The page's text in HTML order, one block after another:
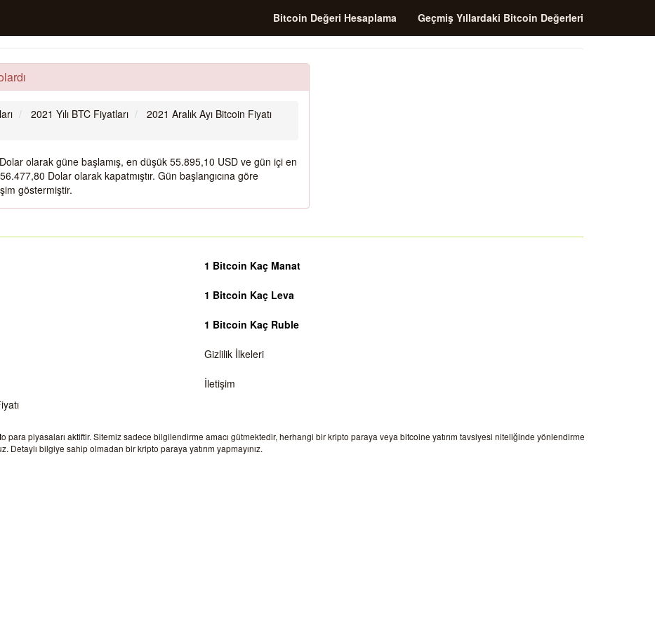
Bitcoin Değeri Hesaplama Geçmiş Yıllardaki Bitcoin Değerleri
2021 Yılı BTC Fiyatları
2021 Aralık Ayı Bitcoin Fiyatı
olarak güne başlamış, en düşük 55.895,10 USD ve gün içi en
Dolar olarak kapatmıştır. Gün başlangıcına göre
göstermiştir.
1 Bitcoin Kaç Manat
1 Bitcoin Kaç Leva
1 Bitcoin Kaç Ruble
Gizlilik İlkeleri
İletişim
para piyasaları aktiftir. Sitemiz sadece bilgilendirme amacı gütmektedir, herhangi bir kripto paraya veya bitcoine yatırım tavsiyesi niteliğinde yönlendirme
Detaylı bilgiye sahip olmadan bir kripto paraya yatırım yapmayınız.